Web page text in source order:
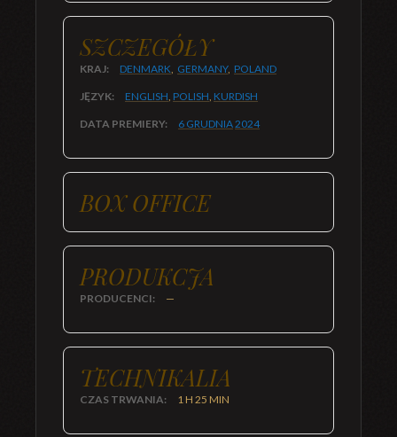
SZCZEGÓŁY
KRAJ: DENMARK, GERMANY, POLAND
JĘZYK: ENGLISH, POLISH, KURDISH
DATA PREMIERY: 6 GRUDNIA2024
BOX OFFICE
PRODUKCJA
PRODUCENCI: —
TECHNIKALIA
CZAS TRWANIA: 1 H 25 MIN